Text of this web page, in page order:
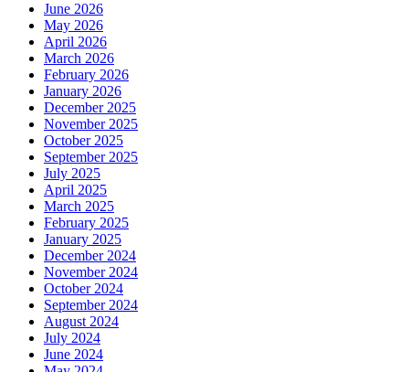
June 2026
May 2026
April 2026
March 2026
February 2026
January 2026
December 2025
November 2025
October 2025
September 2025
July 2025
April 2025
March 2025
February 2025
January 2025
December 2024
November 2024
October 2024
September 2024
August 2024
July 2024
June 2024